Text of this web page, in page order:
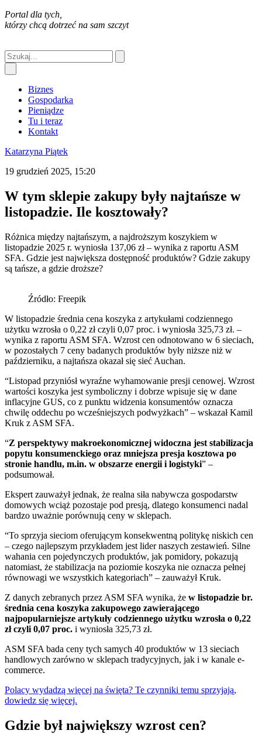
Portal dla tych,
którzy chcą dotrzeć na sam szczyt
Biznes
Gospodarka
Pieniądze
Tu i teraz
Kontakt
Katarzyna Piątek
19 grudzień 2025, 15:20
W tym sklepie zakupy były najtańsze w
listopadzie. Ile kosztowały?
Różnica między najtańszym, a najdroższym koszykiem w
listopadzie 2025 r. wyniosła 137,06 zł – wynika z raportu ASM
SFA. Gdzie jest największa dostępność produktów? Gdzie zakupy
są tańsze, a gdzie droższe?
Źródło: Freepik
W listopadzie średnia cena koszyka z artykułami codziennego
użytku wzrosła o 0,22 zł czyli 0,07 proc. i wyniosła 325,73 zł. –
wynika z raportu ASM SFA. Wzrost cen odnotowano w 6 sieciach,
w pozostałych 7 ceny badanych produktów były niższe niż w
październiku, a najtańsza okazał się sieć Auchan.
“Listopad przyniósł wyraźne wyhamowanie presji cenowej. Wzrost
wartości koszyka jest symboliczny i dobrze wpisuje się w dane
inflacyjne GUS, co z punktu widzenia konsumentów oznacza
chwilę oddechu po wcześniejszych podwyżkach” – wskazał Kamil
Kruk z ASM SFA.
“Z perspektywy makroekonomicznej widoczna jest stabilizacja
popytu konsumenckiego oraz mniejsza presja kosztowa po
stronie handlu, m.in. w obszarze energii i logistyki” –
podsumował.
Ekspert zauważył jednak, że realna siła nabywcza gospodarstw
domowych wciąż pozostaje pod presją, dlatego konsumenci nadal
bardzo uważnie porównują ceny w sklepach.
“To sprzyja sieciom oferującym konsekwentną politykę niskich cen
– czego najlepszym przykładem jest lider naszych zestawień. Silne
wahania cen pojedynczych produktów, jak pomidory, pokazują
natomiast, że stabilizacja na poziomie koszyka nie oznacza pełnej
równowagi we wszystkich kategoriach” – zauważył Kruk.
Z danych zebranych przez ASM SFA wynika, że w listopadzie br.
średnia cena koszyka zakupowego zawierającego
najpopularniejsze artykuły codziennego użytku wzrosła o 0,22
zł czyli 0,07 proc. i wyniosła 325,73 zł.
ASM SFA bada ceny tych samych 40 produktów w 13 sieciach
handlowych zarówno w sklepach tradycyjnych, jak i w kanale e-
commerce.
Polacy wydadzą więcej na święta? Te czynniki temu sprzyjają,
dowiedz się więcej.
Gdzie był największy wzrost cen?